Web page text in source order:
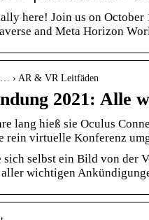
here! Join us on
and Meta Horizon
› AR & VR Leitfäden
2021: Alle
lang hieß sie Oculus
rein virtuelle Konferenz
selbst ein Bild von der
wichtigen